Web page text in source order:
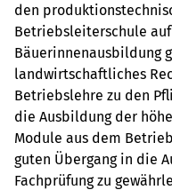
den
Betriebsleiterschule
Bäuerinnenausbildung
landwirtschaftliches
Betriebslehre zu den
die Ausbildung der
Module aus dem
guten Übergang in die
Fachprüfung zu